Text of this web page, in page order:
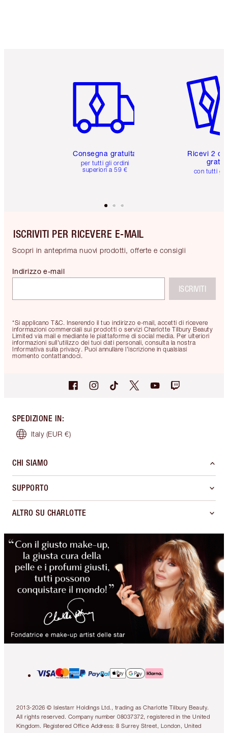
Consegna gratuita
per tutti gli ordini
superiori a 59 €
Ricevi 2
con tutti gli
ISCRIVITI PER RICEVERE E-MAIL
Scopri in anteprima nuovi prodotti, offerte e consigli
*Si applicano T&C. Inserendo il tuo indirizzo e-mail, accetti di ricevere
informazioni commerciali sui prodotti o servizi Charlotte Tilbury Beauty
Limited via mail e mediante le piattaforme di social media. Per ulteriori
informazioni sull'utilizzo dei tuoi dati personali, consulta la nostra
Informativa sulla privacy. Puoi annullare l'iscrizione in qualsiasi
momento contattandoci.
Indirizzo e-mail
ISCRIVITI
SPEDIZIONE IN:
Italy (EUR €)
CHI SIAMO
SUPPORTO
ALTRO SU CHARLOTTE
2013-2026 © Islestarr Holdings Ltd., trading as Charlotte Tilbury Beauty.
All rights reserved. Company number 08037372, registered in the United
Kingdom. Registered Office Address: 8 Surrey Street, London, United